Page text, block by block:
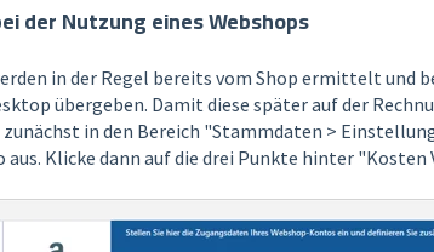
der Nutzung eines Webshops
in der Regel bereits vom Shop ermittelt und
übergeben. Damit diese später auf der
in den Bereich "Stammdaten >
Klicke dann auf die drei Punkte hinter "Kosten